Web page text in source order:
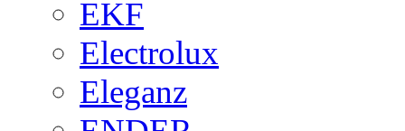
EKF
Electrolux
Eleganz